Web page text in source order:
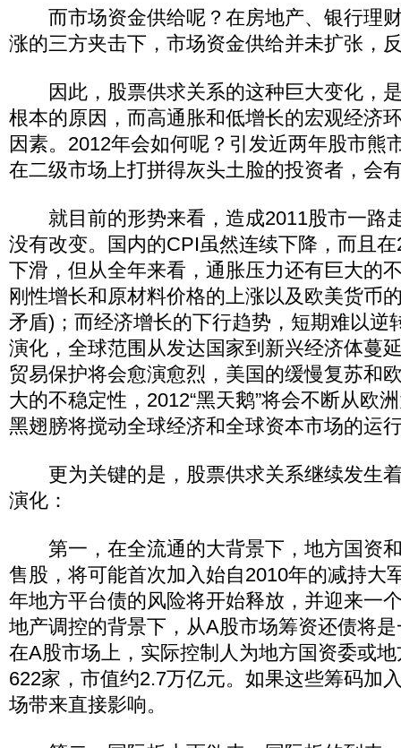
而市场资金供给呢？在房地产、银行理
涨的三方夹击下，市场资金供给并未扩张，
因此，股票供求关系的这种巨大变化，
根本的原因，而高通胀和低增长的宏观经济
因素。2012年会如何呢？引发近两年股市熊
在二级市场上打拼得灰头土脸的投资者，会
就目前的形势来看，造成2011股市一路
没有改变。国内的CPI虽然连续下降，而且
下滑，但从全年来看，通胀压力还有巨大的
刚性增长和原材料价格的上涨以及欧美货币
矛盾)；而经济增长的下行趋势，短期难以逆
演化，全球范围从发达国家到新兴经济体蔓
贸易保护将会愈演愈烈，美国的缓慢复苏和
大的不稳定性，2012“黑天鹅”将会不断从欧
黑翅膀将搅动全球经济和全球资本市场的运
更为关键的是，股票供求关系继续发生
演化：
第一，在全流通的大背景下，地方国资
售股，将可能首次加入始自2010年的减持大
年地方平台债的风险将开始释放，并迎来一
地产调控的背景下，从A股市场筹资还债将
在A股市场上，实际控制人为地方国资委或
622家，市值约2.7万亿元。如果这些筹码加
场带来直接影响。